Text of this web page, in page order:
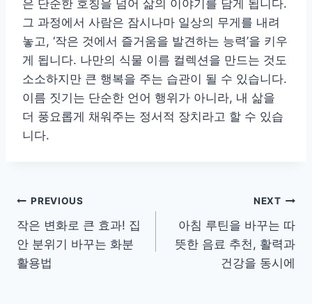
은 단순한 호칭을 넘어 삶의 이야기를 담게 됩니다.
그 과정에서 사람은 잠시나마 일상의 무게를 내려
놓고, ‘작은 것에서 즐거움을 발견하는 능력’을 키우
게 됩니다. 나만의 식물 이름 컬렉션을 만드는 것도
소소하지만 큰 행복을 주는 습관이 될 수 있습니다.
이름 짓기는 단순한 언어 행위가 아니라, 내 삶을
더 풍요롭게 채워주는 정서적 장치라고 할 수 있습
니다.
글
탐
색
PREVIOUS
작은 변화로 큰 효과! 집
안 분위기 바꾸는 화분
활용법
NEXT
아침 루틴을 바꾸는 따
뜻한 음료 추천, 활력과
건강을 동시에